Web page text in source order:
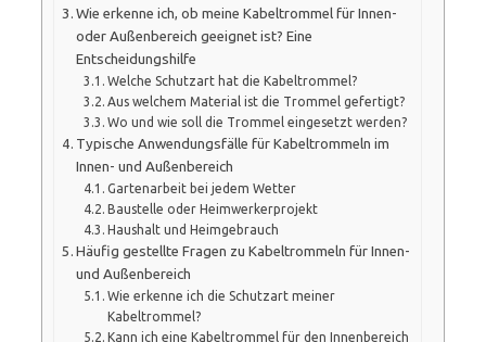
Wie erkenne ich, ob meine Kabeltrommel für Innen-
oder Außenbereich geeignet ist? Eine
Entscheidungshilfe
Welche Schutzart hat die Kabeltrommel?
Aus welchem Material ist die Trommel gefertigt?
Wo und wie soll die Trommel eingesetzt werden?
Typische Anwendungsfälle für Kabeltrommeln im
Innen- und Außenbereich
Gartenarbeit bei jedem Wetter
Baustelle oder Heimwerkerprojekt
Haushalt und Heimgebrauch
Häufig gestellte Fragen zu Kabeltrommeln für Innen-
und Außenbereich
Wie erkenne ich die Schutzart meiner
Kabeltrommel?
Kann ich eine Kabeltrommel für den Innenbereich